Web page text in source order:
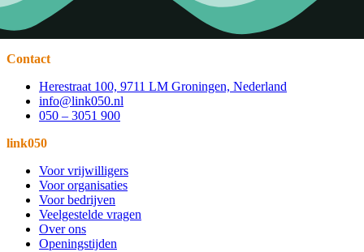
Contact
Herestraat 100, 9711 LM Groningen, Nederland
info@link050.nl
050 – 3051 900
link050
Voor vrijwilligers
Voor organisaties
Voor bedrijven
Veelgestelde vragen
Over ons
Openingstijden